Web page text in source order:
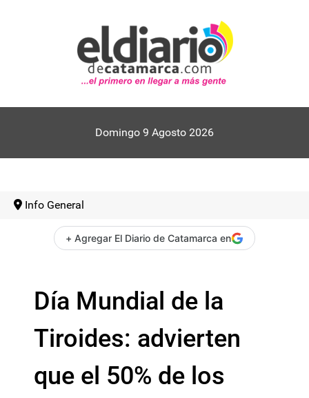
Domingo 9 Agosto 2026
Info General
+ Agregar El Diario de Catamarca en
Día Mundial de la
Tiroides: advierten
que el 50% de los